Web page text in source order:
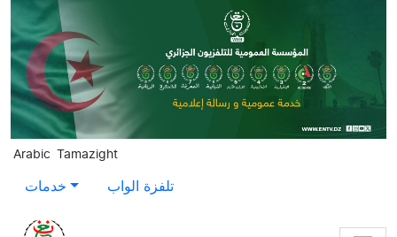
Skip to main content
Arabic Tamazight
خدمات تلفزة الواب